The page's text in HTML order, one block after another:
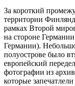
За короткий
территории
рамках Второй
на стороне
Германии).
полуострове было
европейский
фотографии из
которые